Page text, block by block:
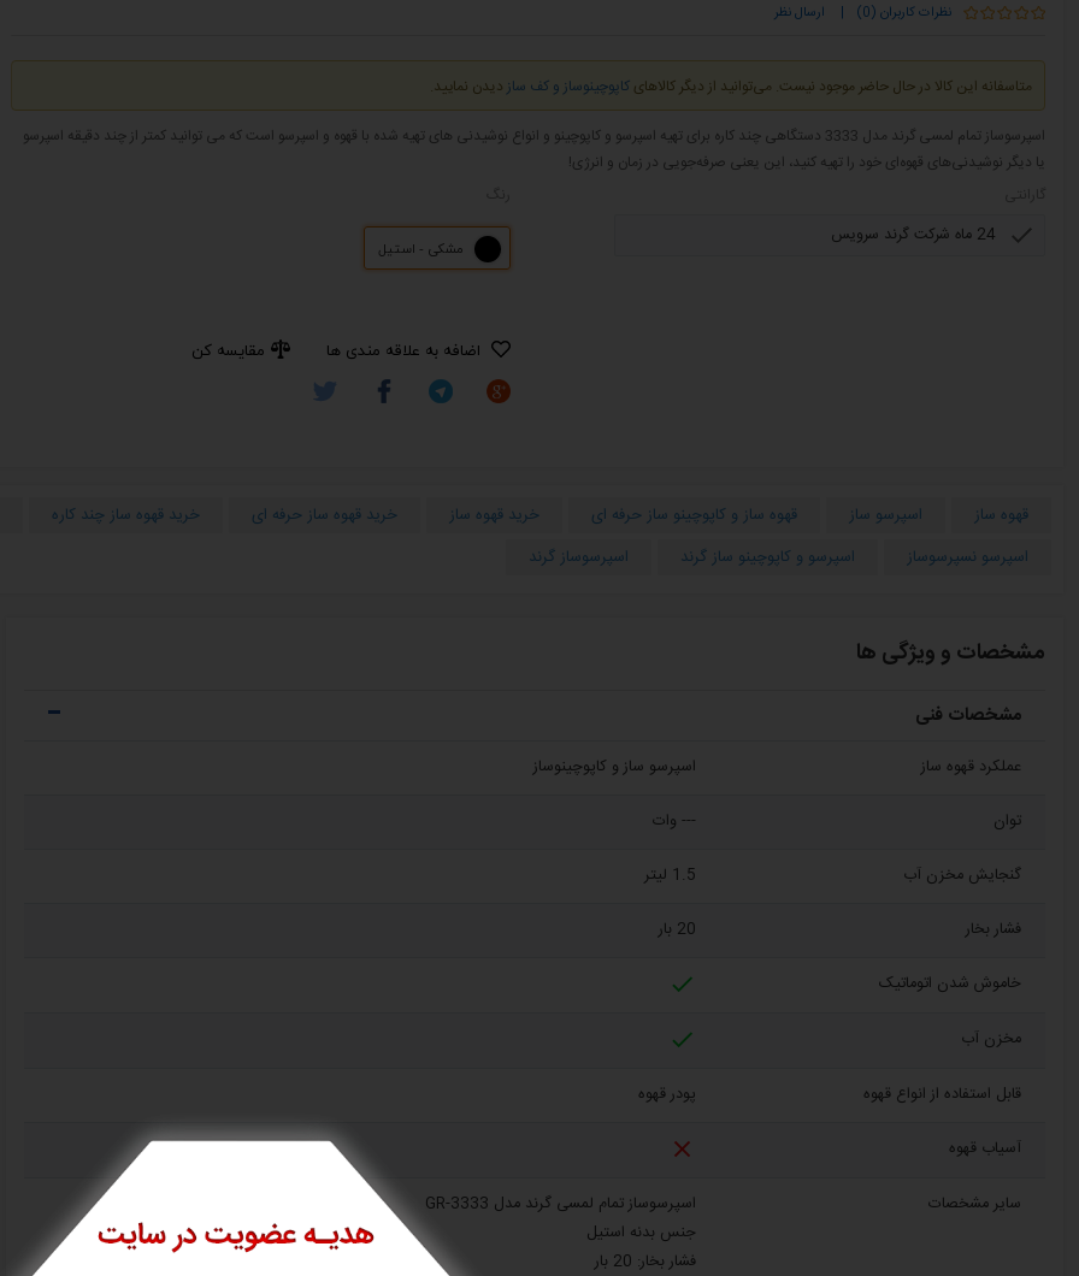
نظرات کاربران (0) | ارسال نظر
متاسفانه این کالا در حال حاضر موجود نیست. می‌توانید از دیگر کالاهایکاپوچینوساز و کف ساز دیدن نمایید.
اسپرسوساز تمام لمسی گرند مدل 3333 دستگاهی چند کاره برای تهیه اسپرسو و کاپوچینو و انواع نوشیدنی های تهیه شده با قهوه و اسپرسو است که می توانید کمتر از چند دقیقه اسپرسو
یا دیگر نوشیدنی‌های قهوه‌ای خود را تهیه کنید، این یعنی صرفه‌جویی در زمان و انرژی!
مشکی - استیل
اضافه به علاقه مندی ها مقایسه کن
قهوه ساز اسپرسو ساز قهوه ساز و کاپوچینو ساز حرفه ای خرید قهوه ساز خرید قهوه ساز حرفه ای
خرید قهوه ساز چند کاره
اسپرسو نسپرسوساز
اسپرسو و کاپوچینو ساز گرند اسپرسوساز گرند
مشخصات و ویژگی ها
مشخصات فنی
عملکرد قهوه ساز اسپرسو ساز و کاپوچینوساز
توان --- وات
گنجایش مخزن آب 1.5 لیتر
فشار بخار 20 بار
خاموش شدن اتوماتیک 
مخزن آب 
قابل استفاده از انواع قهوه پودر قهوه
آسیاب قهوه 
سایر مشخصات
اسپرسوساز تمام لمسی گرند مدل GR-3333
جنس بدنه استیل
فشار بخار: 20 بار